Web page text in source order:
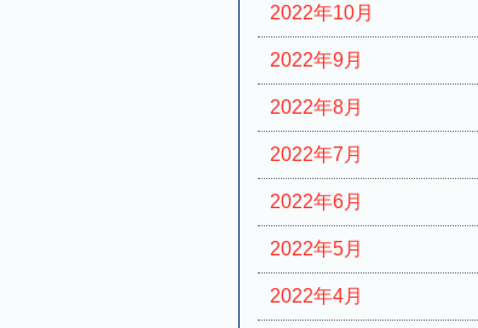
2022年10月
2022年9月
2022年8月
2022年7月
2022年6月
2022年5月
2022年4月